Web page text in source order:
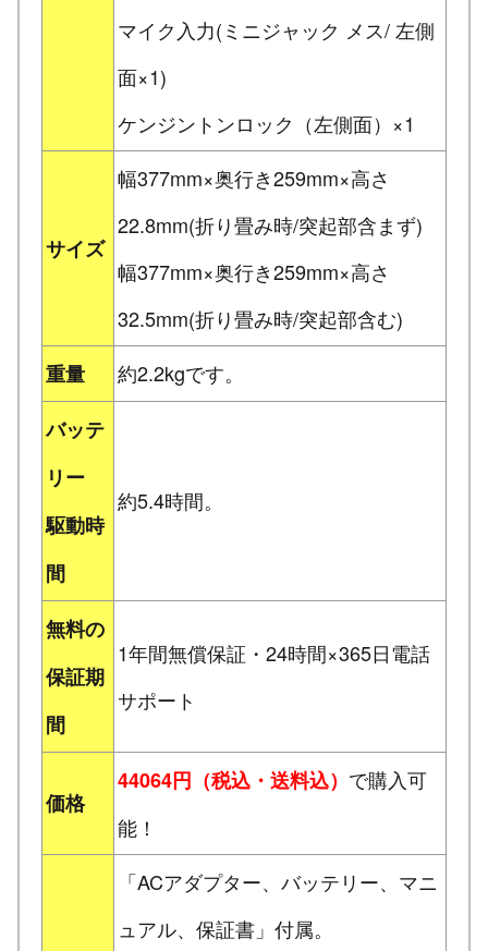
マイク入力(ミニジャック メス/ 左側
面×1)
ケンジントンロック（左側面）×1
サイズ
幅377mm×奥行き259mm×高さ
22.8mm(折り畳み時/突起部含まず)
幅377mm×奥行き259mm×高さ
32.5mm(折り畳み時/突起部含む)
重量
約2.2kgです。
バッテ
リー
駆動時
間
約5.4時間。
無料の
保証期
間
1年間無償保証・24時間×365日電話
サポート
価格
44064円（税込・送料込） で購入可
能！
「ACアダプター、バッテリー、マニ
ュアル、保証書」付属。